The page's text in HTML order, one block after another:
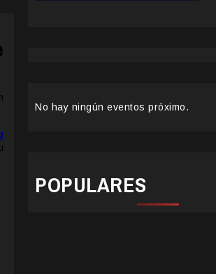
No hay ningún eventos próximo.
POPULARES